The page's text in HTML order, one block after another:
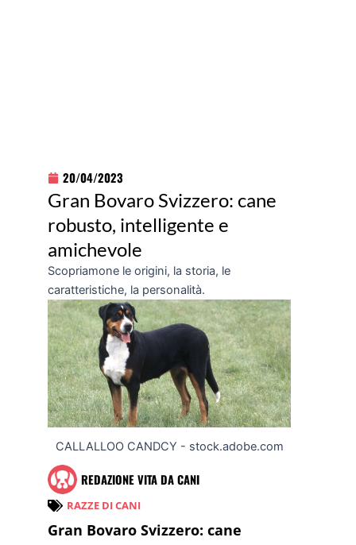
20/04/2023
Gran Bovaro Svizzero: cane
robusto, intelligente e
amichevole
Scopriamone le origini, la storia, le
caratteristiche, la personalità.
CALLALLOO CANDCY - stock.adobe.com
REDAZIONE VITA DA CANI
RAZZE DI CANI
Gran Bovaro Svizzero: cane